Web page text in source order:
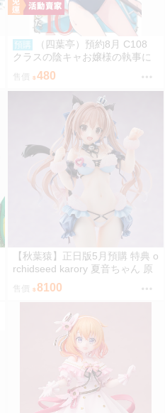
預購
（四葉亭）預約8月 C108
クラスの陰キャお嬢様の執事に
なりました10 ひづき夜宵
480
【秋葉猿】正日版5月預購 特典 o
rchidseed karory 夏音ちゃん 原
畫 1/6 PVC 完成品
售價 8100